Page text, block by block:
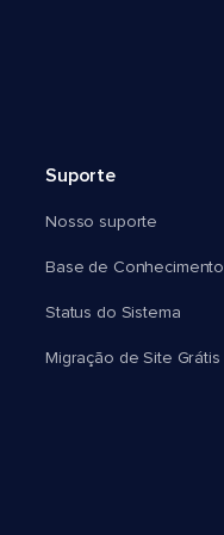
Suporte
Nosso suporte
Base de Conhecimento
Status do Sistema
Migração de Site Grátis